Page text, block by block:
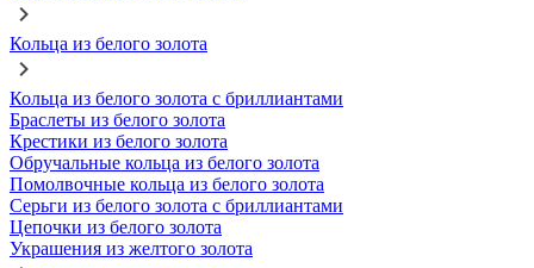
Кольца из белого золота
Кольца из белого золота с бриллиантами
Браслеты из белого золота
Крестики из белого золота
Обручальные кольца из белого золота
Помолвочные кольца из белого золота
Серьги из белого золота с бриллиантами
Цепочки из белого золота
Украшения из желтого золота